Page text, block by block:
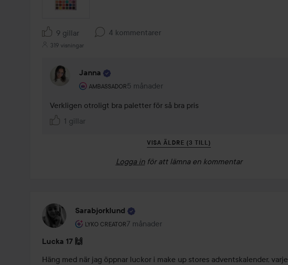
9 gillar 4 kommentarer
319 visningar
Janna
AMBASSADOR
Användarens roll: Ambassador.
5 månader
Kommentaren lades 5 månader
Verkligen otroligt bra paletter för så bra pris
1 gillar
VISA ÄLDRE (3 TILL)
Logga in för att lämna en kommentar
Sarabjorklund
LYKO CREATOR
Användarens roll: Lyko Creator.
7 månader
Inlägget skapades 7 månader
Lucka 17 🙌
Häng med när jag öppnar luckor i make up stores adventskalender,